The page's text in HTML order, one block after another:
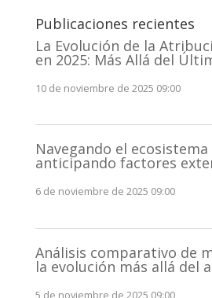
Publicaciones recientes
La Evolución de la
en 2025: Más Allá del
10 de noviembre de 2025 09:00
Navegando el
anticipando factores
6 de noviembre de 2025 09:00
Análisis comparativo de
la evolución más allá del
5 de noviembre de 2025 09:00